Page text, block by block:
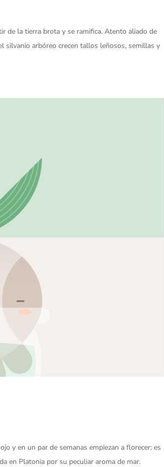
de la tierra brota y se ramifica. Atento aliado de
silvanio arbóreo crecen tallos leñosos, semillas y
y en un par de semanas empiezan a florecer; es
en Platonia por su peculiar aroma de mar.